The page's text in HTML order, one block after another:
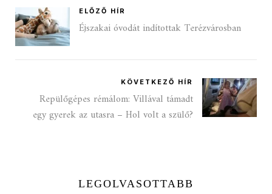
ELŐZŐ HÍR
Éjszakai óvodát indítottak Terézvárosban
KÖVETKEZŐ HÍR
Repülőgépes rémálom: Villával támadt
egy gyerek az utasra – Hol volt a szülő?
LEGOLVASOTTABB